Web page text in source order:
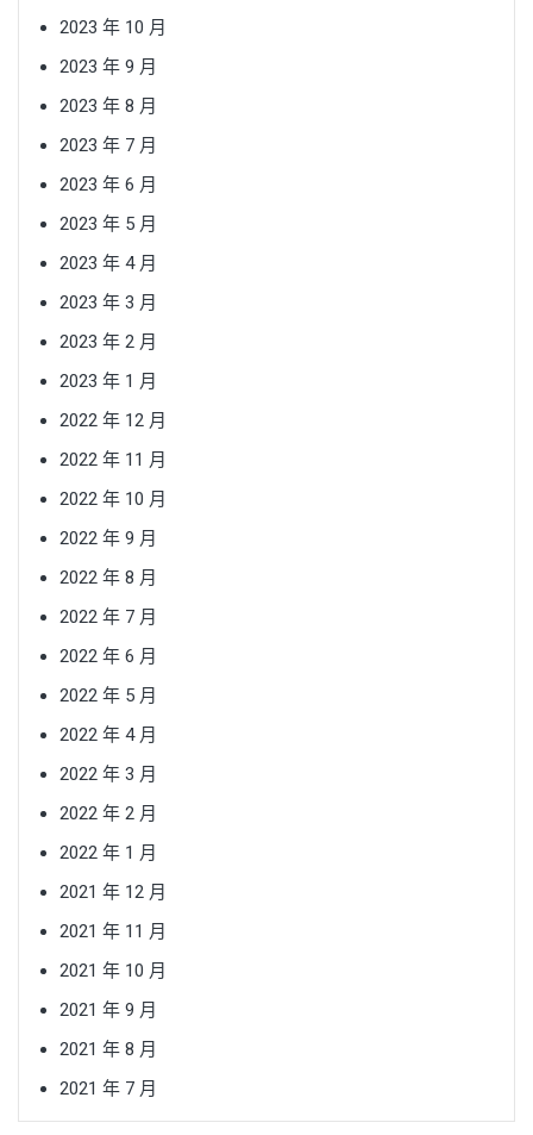
2023 年 10 月
2023 年 9 月
2023 年 8 月
2023 年 7 月
2023 年 6 月
2023 年 5 月
2023 年 4 月
2023 年 3 月
2023 年 2 月
2023 年 1 月
2022 年 12 月
2022 年 11 月
2022 年 10 月
2022 年 9 月
2022 年 8 月
2022 年 7 月
2022 年 6 月
2022 年 5 月
2022 年 4 月
2022 年 3 月
2022 年 2 月
2022 年 1 月
2021 年 12 月
2021 年 11 月
2021 年 10 月
2021 年 9 月
2021 年 8 月
2021 年 7 月